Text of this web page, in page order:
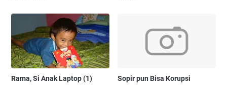
Rama, Si Anak Laptop (1) Sopir pun Bisa Korupsi